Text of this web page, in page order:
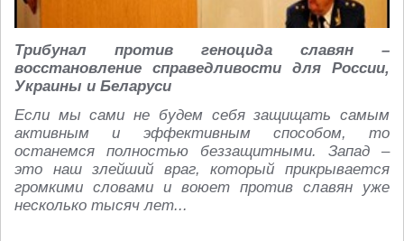
Трибунал против геноцида славян –
восстановление справедливости для России,
Украины и Беларуси
Если мы сами не будем себя защищать самым
активным и эффективным способом, то
останемся полностью беззащитными. Запад –
это наш злейший враг, который прикрывается
громкими словами и воюет против славян уже
несколько тысяч лет...